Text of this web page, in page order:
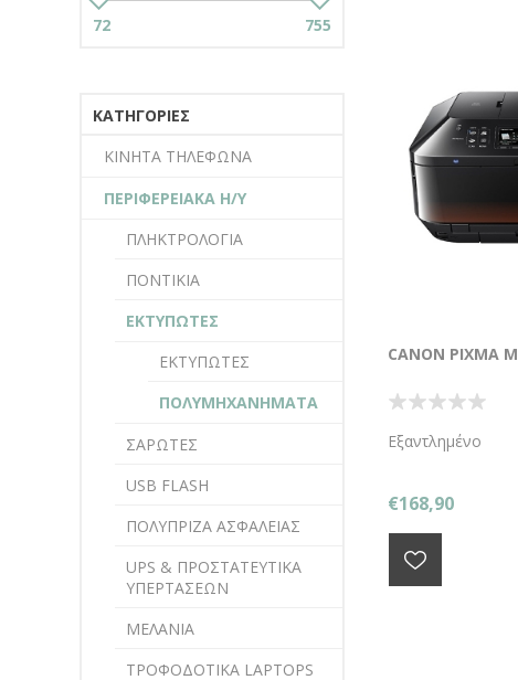
CANON PIXMA
Εξαντλημένο
€168,90
72 755
ΚΑΤΗΓΟΡΊΕΣ
ΚΙΝΗΤΑ ΤΗΛΕΦΩΝΑ
ΠΕΡΙΦΕΡΕΙΑΚΑ Η/Υ
ΠΛΗΚΤΡΟΛΟΓΙΑ
ΠΟΝΤΙΚΙΑ
ΕΚΤΥΠΩΤΕΣ
ΕΚΤΥΠΩΤΕΣ
ΠΟΛΥΜΗΧΑΝΗΜΑΤΑ
ΣΑΡΩΤΕΣ
USB FLASH
ΠΟΛΥΠΡΙΖΑ ΑΣΦΑΛΕΙΑΣ
UPS & ΠΡΟΣΤΑΤΕΥΤΙΚΑ
ΥΠΕΡΤΑΣΕΩΝ
ΜΕΛΑΝΙΑ
ΤΡΟΦΟΔΟΤΙΚΑ LAPTOPS